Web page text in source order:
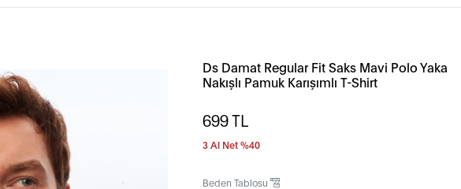
Ds Damat Regular Fit Saks Mavi Polo Yaka
Nakışlı Pamuk Karışımlı T-Shirt
699TL
3 Al Net %40
Beden Tablosu